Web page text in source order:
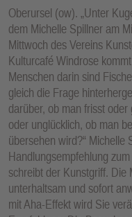
Oberursel (ow). „Unter
dem Michelle Spillner am
Mittwoch des Vereins
Kulturcafé Windrose
Menschen darin sind
gleich die Frage
darüber, ob man frisst
oder unglücklich, ob man
übersehen wird?“ Michelle
Handlungsempfehlung
schreibt der Kunstgriff. Die
unterhaltsam und sofort
mit Aha-Effekt wird Sie
F
U
N
K
TI
O
N
E
N